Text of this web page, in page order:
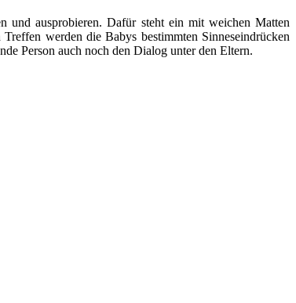
und ausprobieren. Dafür steht ein mit weichen Matten
werden die Babys bestimmten Sinneseindrücken
Person auch noch den Dialog unter den Eltern.